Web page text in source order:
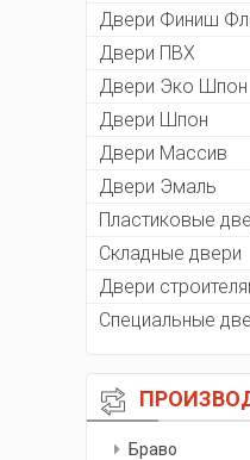
Двери Финиш
Двери ПВХ
Двери Эко Шпон
Двери Шпон
Двери Массив
Двери Эмаль
Пластиковые
Складные двери
Двери
Специальные
Браво